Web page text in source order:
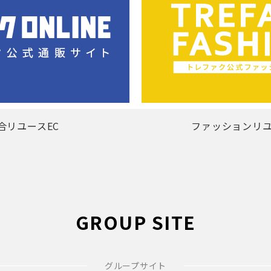
リユースEC ファッションリ
GROUP SITE
グループサイト